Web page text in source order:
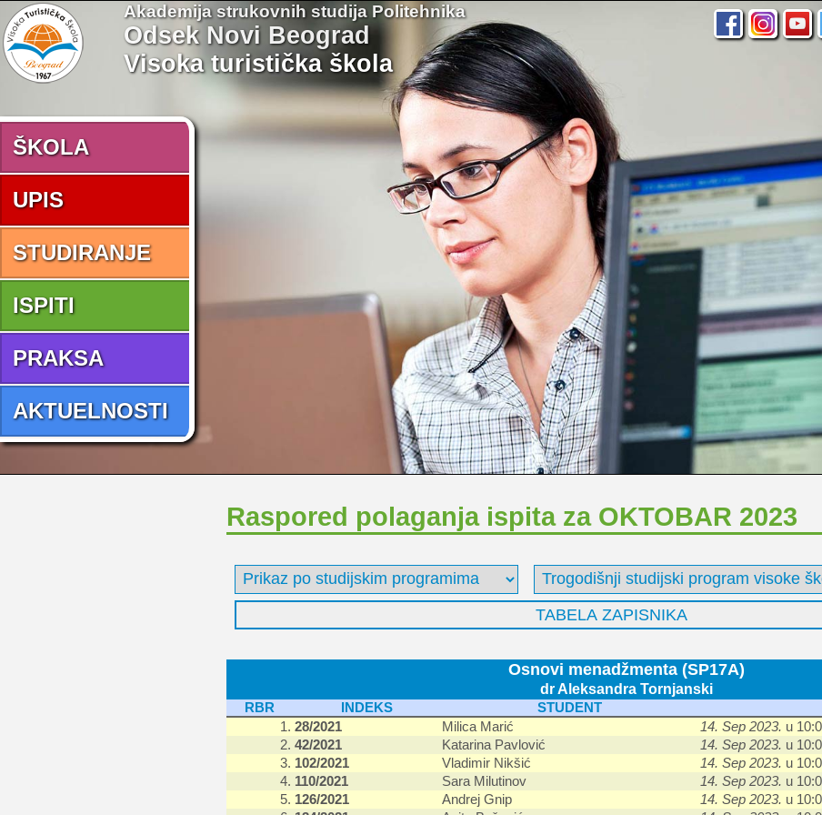
Akademija strukovnih studija Politehnika
Odsek Novi Beograd
Visoka turistička škola
ŠKOLA
UPIS
STUDIRANJE
ISPITI
PRAKSA
AKTUELNOSTI
Raspored polaganja ispita za OKTOBAR 2023
Osnovi menadžmenta (SP17A)
dr Aleksandra Tornjanski
RBR INDEKS STUDENT
1. 28/2021 Milica Marić 14. Sep 2023. u
2. 42/2021 Katarina Pavlović 14. Sep 2023. u
3. 102/2021 Vladimir Nikšić 14. Sep 2023. u
4. 110/2021 Sara Milutinov 14. Sep 2023. u
5. 126/2021 Andrej Gnip 14. Sep 2023. u